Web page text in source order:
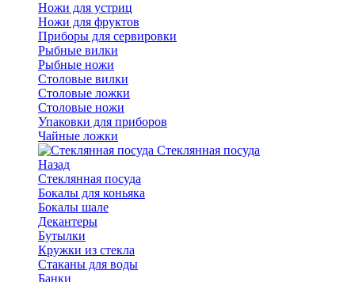
Ножи для устриц
Ножи для фруктов
Приборы для сервировки
Рыбные вилки
Рыбные ножи
Столовые вилки
Столовые ложки
Столовые ножи
Упаковки для приборов
Чайные ложки
Стеклянная посуда
Назад
Стеклянная посуда
Бокалы для коньяка
Бокалы шале
Декантеры
Бутылки
Кружки из стекла
Стаканы для воды
Банки